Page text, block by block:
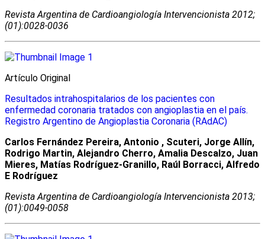
Revista Argentina de Cardioangiologí­a Intervencionista 2012;
(01):0028-0036
Artículo Original
Resultados intrahospitalarios de los pacientes con
enfermedad coronaria tratados con angioplastia en el país.
Registro Argentino de Angioplastia Coronaria (RAdAC)
Carlos Fernández Pereira, Antonio , Scuteri, Jorge Allín,
Rodrigo Martin, Alejandro Cherro, Amalia Descalzo, Juan
Mieres, Matías Rodríguez-Granillo, Raúl Borracci, Alfredo
E Rodríguez
Revista Argentina de Cardioangiologí­a Intervencionista 2013;
(01):0049-0058